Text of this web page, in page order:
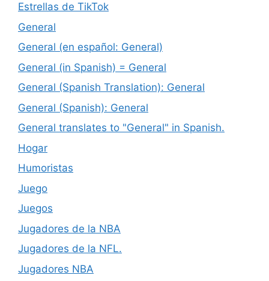
Estrellas de TikTok
General
General (en español: General)
General (in Spanish) = General
General (Spanish Translation): General
General (Spanish): General
General translates to "General" in Spanish.
Hogar
Humoristas
Juego
Juegos
Jugadores de la NBA
Jugadores de la NFL.
Jugadores NBA